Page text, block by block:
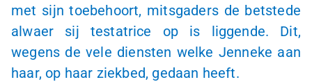
met sijn toebehoort, mitsgaders de betstede
alwaer sij testatrice op is liggende. Dit,
wegens de vele diensten welke Jenneke aan
haar, op haar ziekbed, gedaan heeft.